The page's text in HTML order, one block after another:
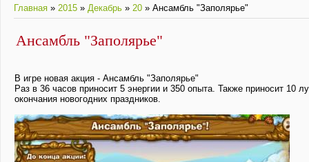
Главная » 2015 » Декабрь » 20 » Ансамбль "Заполярье"
Ансамбль "Заполярье"
В игре новая акция - Ансамбль "Заполярье"
Раз в 36 часов приносит 5 энергии и 350 опыта. Также приносит 10
окончания новогодних праздников.